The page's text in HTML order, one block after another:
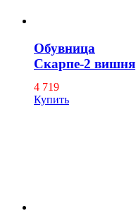
Обувница
Скарпе-2 вишня
4 719
Купить